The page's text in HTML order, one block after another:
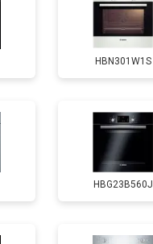
HBN301W1S
HBG23B560J